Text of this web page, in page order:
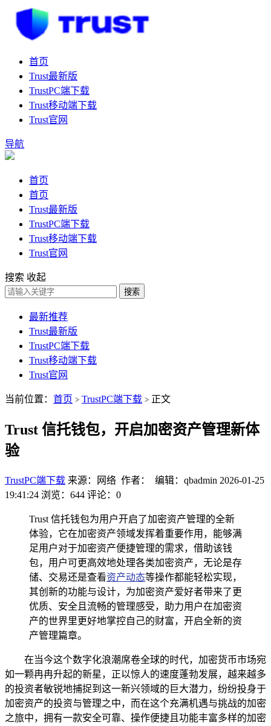
首页
Trust最新版
TrustPC端下载
Trust移动端下载
Trust官网
导航
首页
首页
Trust最新版
TrustPC端下载
Trust移动端下载
Trust官网
搜索 收起
搜索
最新推荐
Trust最新版
TrustPC端下载
Trust移动端下载
Trust官网
当前位置： 首页 > TrustPC端下载 > 正文
Trust 信托钱包，开启加密资产管理新体
验
TrustPC端下载 来源：网络 作者： 编辑：qbadmin 2026-01-25
19:41:24 浏览：644 评论：0
Trust 信托钱包为用户开启了加密资产管理的全新
体验，它在加密资产领域发挥着重要作用，能够满
足用户对于加密资产便捷管理的需求，借助该钱
包，用户可更高效地处理各类加密资产，无论是存
储、交易还是查看资产动态等操作都能轻松实现，
其创新的功能与设计，为加密资产爱好者带来了更
优质、安全且流畅的管理感受，助力用户在加密资
产的世界里更好地掌控自己的财富，开启全新的资
产管理篇章。
在当今这个数字化浪潮席卷全球的时代，加密货币市场宛
如一颗冉冉升起的新星，正以惊人的速度蓬勃发展，越来越多
的投资者敏锐地捕捉到这一新兴领域的巨大潜力，纷纷投身于
加密资产的投资与管理之中，而在这个充满机遇与挑战的加密
之旅中，拥有一款安全可靠、操作便捷且功能丰富多样的加密